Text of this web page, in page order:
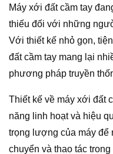
Máy xới đất cầm tay
thiếu đối với những
Với thiết kế nhỏ gọn,
đất cầm tay mang lại
phương pháp truyền
Thiết kế về máy xới đất
năng linh hoạt và hiệu
trọng lượng của máy để
chuyển và thao tác